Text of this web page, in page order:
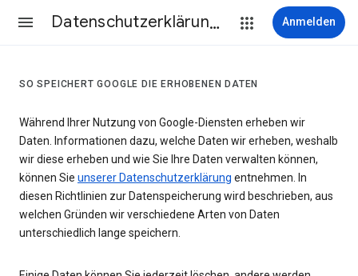
Datenschutzerklärung & Nutzungsbedingungen Anmelden
SO SPEICHERT GOOGLE DIE ERHOBENEN DATEN
Während Ihrer Nutzung von Google-Diensten erheben wir
Daten. Informationen dazu, welche Daten wir erheben, weshalb
wir diese erheben und wie Sie Ihre Daten verwalten können,
können Sie unserer Datenschutzerklärung entnehmen. In
diesen Richtlinien zur Datenspeicherung wird beschrieben, aus
welchen Gründen wir verschiedene Arten von Daten
unterschiedlich lange speichern.